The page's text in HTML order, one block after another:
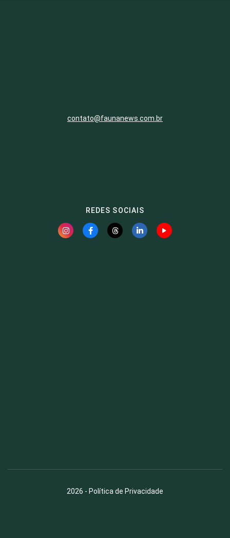
contato@faunanews.com.br
REDES SOCIAIS
2026 - Política de Privacidade